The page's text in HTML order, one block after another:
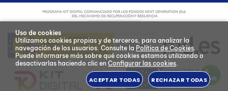
Uso de cookies
Utilizamos cookies propias y de terceros, para analizar la
navegación de los usuarios. Consulte la Política de Cookies.
Puede informarse más sobre qué cookies estamos utilizando o
desactivarlas haciendo clic en Configurar las cookies.
ACEPTAR TODAS RECHAZAR TODAS